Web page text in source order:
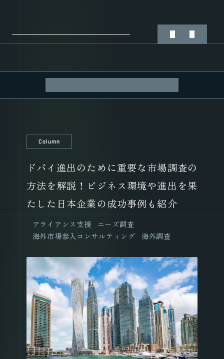
Column
ドバイ進出のために重要な市場調査の
方法を解説！ビジネス環境や進出を果
たした日本企業の成功事例も紹介
アライアンス支援
ニーズ調査
海外市場参入コンサルティング
海外調査